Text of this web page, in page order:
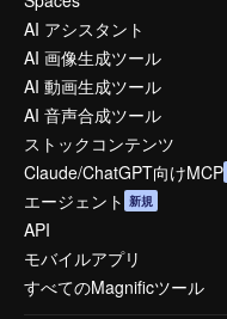
AI アシスタント
AI 画像生成ツール
AI 動画生成ツール
AI 音声合成ツール
ストックコンテンツ
Claude/ChatGPT向けMCP
エージェント 新規
API
モバイルアプリ
すべてのMagnificツール